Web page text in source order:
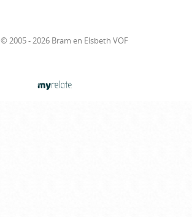
© 2005 - 2026 Bram en Elsbeth VOF